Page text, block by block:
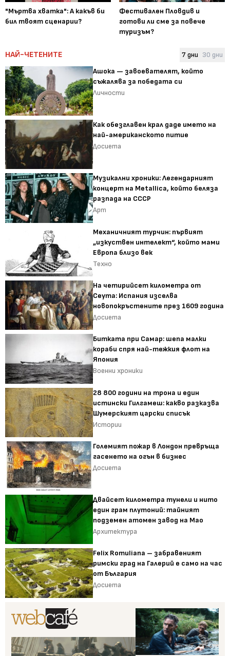
"Мъртва хватка": А какъв би
бил твоят сценарии?
Фестивален Пловдив и
готови ли сме за повече
туризъм?
НАЙ-ЧЕТЕНИТЕ 7 дни 30 дни
Ашока — завоевателят, който
съжалява за победата си
Личности
Как обезглавен крал даде името на
най-американското питие
Досиета
Музикални хроники: Легендарният
концерт на Metallica, който беляза
разпада на СССР
Арт
Механичният турчин: първият
„изкуствен интелект“, който мами
Европа близо век
Техно
На четирийсет километра от
Сеута: Испания изселва
новопокръстените през 1609 година
Досиета
Битката при Самар: шепа малки
кораби спря най-тежкия флот на
Япония
Военни хроники
28 800 години на трона и един
истински Гилгамеш: какво разказва
Шумерският царски списък
Истории
Големият пожар в Лондон превръща
гасенето на огън в бизнес
Досиета
Двайсет километра тунели и нито
един грам плутоний: тайният
подземен атомен завод на Мао
Архитектура
Felix Romuliana – забравеният
римски град на Галерий е само на час
от България
Досиета